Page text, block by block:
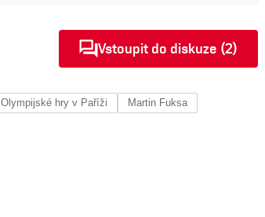
Vstoupit do diskuze (2)
Olympijské hry v Paříži Martin Fuksa